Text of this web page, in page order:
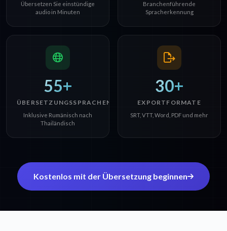
Übersetzen Sie einstündige
audio in Minuten
Branchenführende
Spracherkennung
55+
ÜBERSETZUNGSSPRACHEN
Inklusive Rumänisch nach
Thailändisch
30+
EXPORTFORMATE
SRT, VTT, Word, PDF und mehr
Kostenlos mit der Übersetzung beginnen